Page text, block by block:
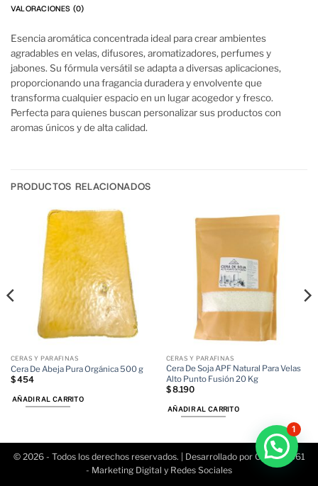
VALORACIONES (0)
Esencia aromática concentrada ideal para crear ambientes
agradables en velas, difusores, aromatizadores, perfumes y
jabones. Su fórmula versátil se adapta a diversas aplicaciones,
proporcionando una fragancia duradera y envolvente que
transforma cualquier espacio en un lugar acogedor y fresco.
Perfecta para quienes buscan personalizar sus productos con
aromas únicos y de alta calidad.
PRODUCTOS RELACIONADOS
CERAS Y PARAFINAS
Cera De Abeja Pura Orgánica 500 g
$454
AÑADIR AL CARRITO
CERAS Y PARAFINAS
Cera De Soja APF Natural Para Velas
Alto Punto Fusión 20 Kg
$8.190
AÑADIR AL CARRITO
© 2026 - Todos los derechos reservados. | Desarrollado por Conecta361
- Marketing Digital y Redes Sociales
1